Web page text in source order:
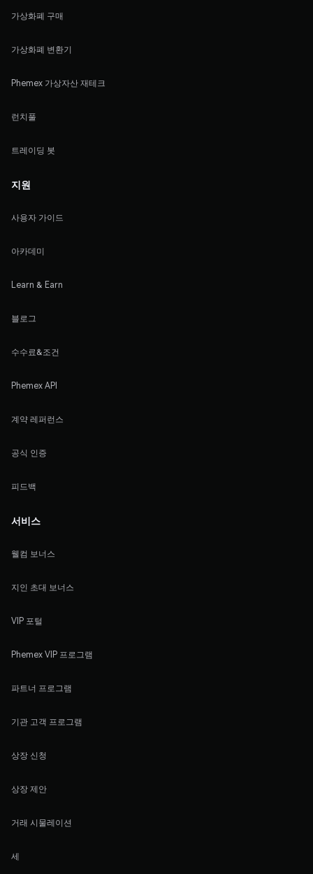
가상화폐 구매
가상화폐 변환기
Phemex 가상자산 재테크
런치풀
트레이딩 봇
지원
사용자 가이드
아카데미
Learn & Earn
블로그
수수료&조건
Phemex API
계약 레퍼런스
공식 인증
피드백
서비스
웰컴 보너스
지인 초대 보너스
VIP 포털
Phemex VIP 프로그램
파트너 프로그램
기관 고객 프로그램
상장 신청
상장 제안
거래 시물레이션
세